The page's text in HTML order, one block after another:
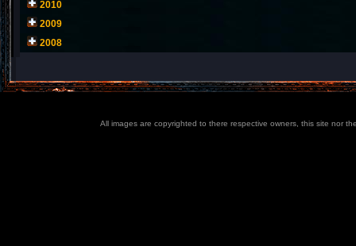
2010
2009
2008
All images are copyrighted to there respective owners, this site nor